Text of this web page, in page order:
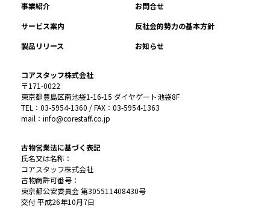
事業紹介
お問合せ
サービス案内
反社会的勢力の基本方針
製品リリース
お知らせ
コアスタッフ株式会社
〒171-0022
東京都豊島区南池袋1-16-15 ダイヤゲート池袋8F
TEL：03-5954-1360 / FAX：03-5954-1363
mail：info@corestaff.co.jp
古物営業法に基づく表記
氏名又は名称：
コアスタッフ株式会社
古物商許可番号：
東京都公安委員会 第305511408430号
交付 平成26年10月7日